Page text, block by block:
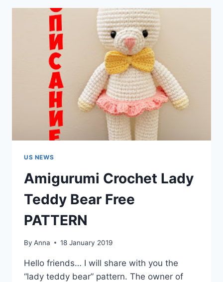
MONKEY
PATTERN
US NEWS
Amigurumi Crochet Lady
Teddy Bear Free
PATTERN
By Anna 18 January 2019
Hello friends… I will share with you the
“lady teddy bear” pattern. The owner of